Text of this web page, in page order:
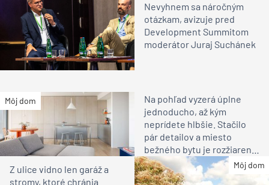
Nevyhnem sa náročným
otázkam, avizuje pred
Development Summitom
moderátor Juraj Suchánek
Môj dom
Na pohľad vyzerá úplne
jednoducho, až kým
neprídete hlbšie. Stačilo
pár detailov a miesto
bežného bytu je rozžiarené
bývanie pre rodinu
Môj dom
Z ulice vidno len garáž a
stromy, ktoré chránia